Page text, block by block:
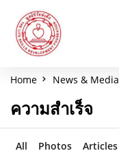
Home News & Media
ความสำเร็จ
All Photos Articles